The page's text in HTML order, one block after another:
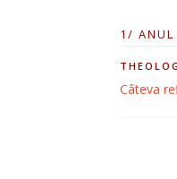
1/
Câteva